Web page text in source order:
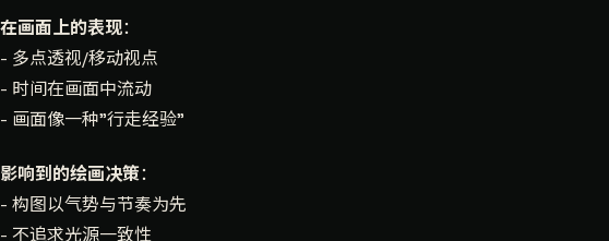
在画面上的表现：
- 多点透视/移动视点
- 时间在画面中流动
- 画面像一种"行走经验"
影响到的绘画决策：
- 构图以气势与节奏为先
- 不追求光源一致性